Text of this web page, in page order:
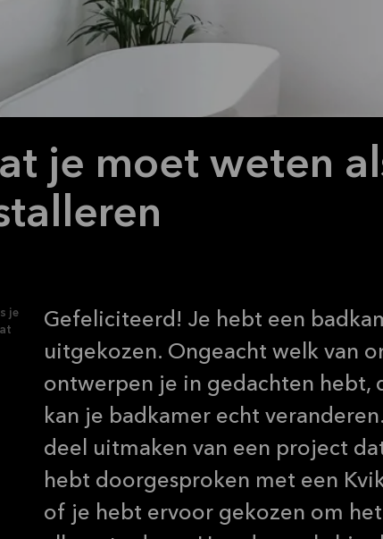
je moet weten
je
Gefeliciteerd! Je hebt een
uitgekozen. Ongeacht welk van
ontwerpen je in gedachten hebt,
kan je badkamer echt
deel uitmaken van een project
hebt doorgesproken met een
of je hebt ervoor gekozen om